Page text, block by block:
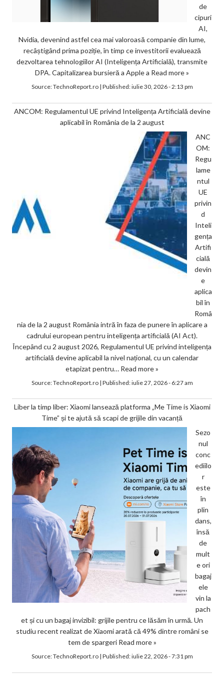
de
cipuri
AI,
Nvidia, devenind astfel cea mai valoroasă companie din lume,
recâștigând prima poziție, în timp ce investitorii evaluează
dezvoltarea tehnologiilor AI (Inteligența Artificială), transmite
DPA. Capitalizarea bursieră a Apple a Read more »
Source:TechnoReport.ro| Published:iulie 30, 2026 - 2:13 pm
ANCOM: Regulamentul UE privind Inteligența Artificială devine
aplicabil în România de la 2 august
ANC
OM:
Regu
lame
ntul
UE
privin
d
Inteli
gența
Artifi
cială
devin
e
aplica
bil în
Româ
nia de la 2 august România intră în faza de punere în aplicare a
cadrului european pentru inteligența artificială (AI Act).
Începând cu 2 august 2026, Regulamentul UE privind inteligența
artificială devine aplicabil la nivel național, cu un calendar
etapizat pentru… Read more »
Source:TechnoReport.ro| Published:iulie 27, 2026 - 6:27 am
Liber la timp liber: Xiaomi lansează platforma „Me Time is Xiaomi
Time” și te ajută să scapi de grijile din vacanță
Sezo
nul
conc
ediilo
r
este
în
plin
dans,
însă
de
mult
e ori
bagaj
ele
vin la
pach
et și cu un bagaj invizibil: grijile pentru ce lăsăm în urmă. Un
studiu recent realizat de Xiaomi arată că 49% dintre români se
tem de spargeri Read more »
Source:TechnoReport.ro| Published:iulie 22, 2026 - 7:31 pm